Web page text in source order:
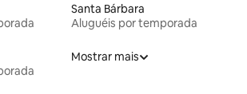
Santa Bárbara
Aluguéis por temporada
Mostrar mais